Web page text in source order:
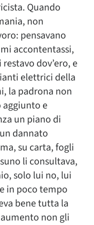
Quando
non
pensavano
accontentassi,
dov’ero, e
elettrici della
la padrona non
aggiunto e
un piano di
dannato
su carta, fogli
li consultava,
solo lui no, lui
in poco tempo
bene tutta la
non gli